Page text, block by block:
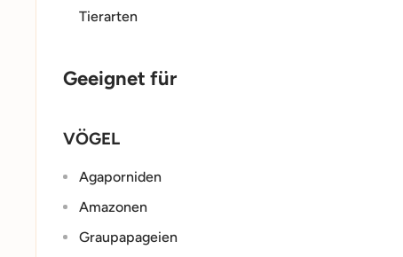
Tierarten
Geeignet für
VÖGEL
Agaporniden
Amazonen
Graupapageien